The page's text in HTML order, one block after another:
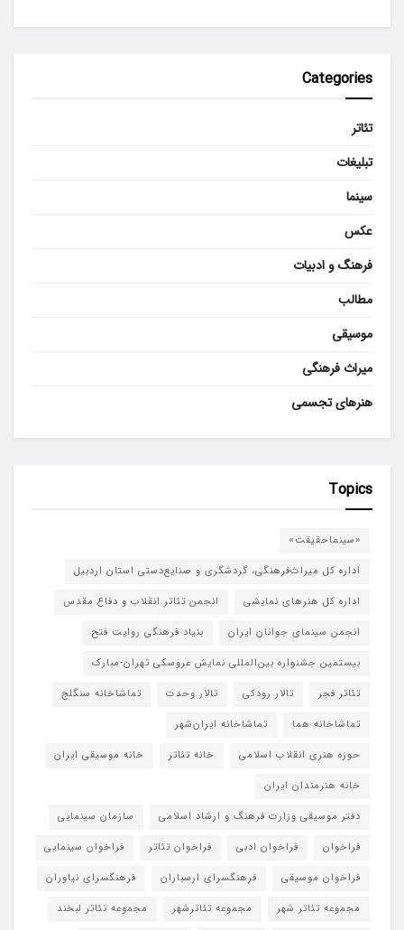
Categories
تئاتر
تبلیغات
سینما
عکس
فرهنگ و ادبیات
مطالب
موسیقی
میراث فرهنگی
هنرهای تجسمی
Topics
«سینماحقیقت»
اداره کل میراث‌فرهنگی، گردشگری و صنایع‌دستی استان اردبیل
اداره کل هنرهای نمایشی
انجمن تئاتر انقلاب و دفاع مقدس
انجمن سینمای جوانان ایران
بنیاد فرهنگی روایت فتح
بیستمین جشنواره بین‌المللی نمایش عروسکی تهران-مبارک
تئاتر فجر
تالار رودکی تالار وحدت
تماشاخانه سنگلج
تماشاخانه هما
تماشاخانه‌ ایران‌شهر
حوزه هنری انقلاب اسلامی
خانه تئاتر
خانه موسیقی ایران
خانه هنرمندان ایران
دفتر موسیقی وزارت فرهنگ و ارشاد اسلامی
سازمان سینمایی
فراخوان
فراخوان ادبی فراخوان تئاتر
فراخوان سینمایی
فراخوان موسیقی
فرهنگسرای ارسباران
فرهنگسرای نیاوران
مجموعه تئاتر شهر
مجموعه تئاترشهر
مجموعه تئاتر لبخند